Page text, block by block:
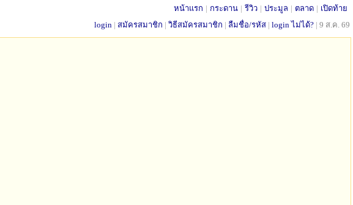
หน้าแรก | กระดาน | รีวิว | ประมูล | ตลาด | เปิดท้าย
login | สมัครสมาชิก | วิธีสมัครสมาชิก | ลืมชื่อ/รหัส | login ไม่ได้? | 9 ส.ค. 69